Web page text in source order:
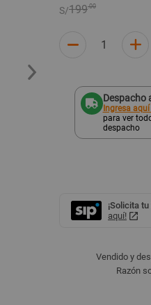
S/199.00
Despacho
Ingresa
para ver
despacho
¡Solicita
aquí!
Vendido y
Razón